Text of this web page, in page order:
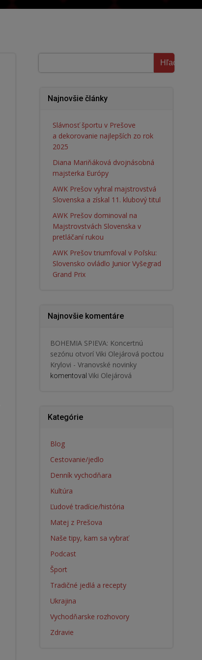
Hľadať
Najnovšie články
Slávnosť športu v Prešove
a dekorovanie najlepších zo rok
2025
Diana Mariňáková dvojnásobná
majsterka Európy
AWK Prešov vyhral majstrovstvá
Slovenska a získal 11. klubový titul
AWK Prešov dominoval na
Majstrovstvách Slovenska v
pretláčaní rukou
AWK Prešov triumfoval v Poľsku:
Slovensko ovládlo Junior Vyšegrad
Grand Prix
Najnovšie komentáre
BOHEMIA SPIEVA: Koncertnú
sezónu otvorí Viki Olejárová poctou
Krylovi - Vranovské novinky
komentoval Viki Olejárová
Kategórie
Blog
Cestovanie/jedlo
Denník vychodňara
Kultúra
Ľudové tradície/história
Matej z Prešova
Naše tipy, kam sa vybrať
Podcast
Šport
Tradičné jedlá a recepty
Ukrajina
Vychodňarske rozhovory
Zdravie